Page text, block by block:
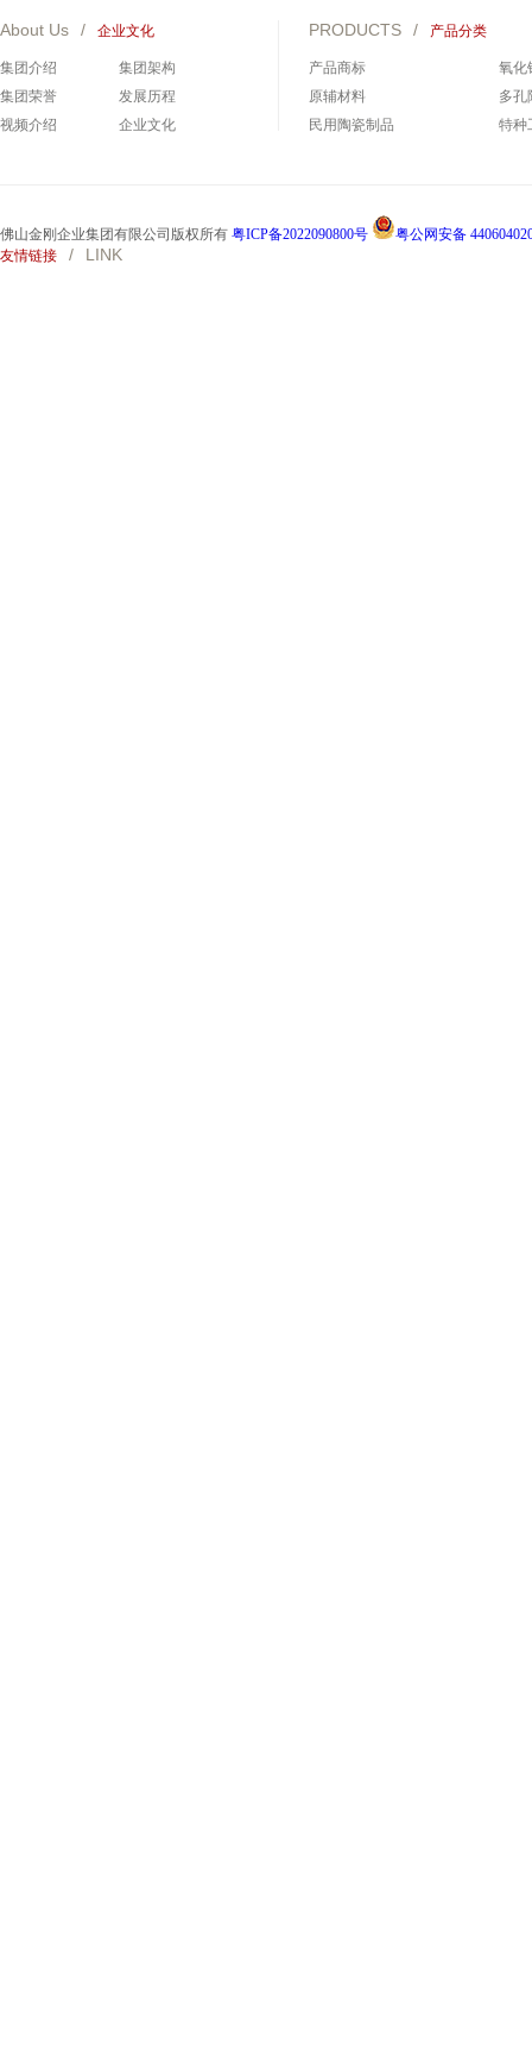
About Us / 企业文化
集团介绍
集团架构
集团荣誉
发展历程
视频介绍
企业文化
PRODUCTS / 产品分类
产品商标
氧化
原辅材料
多孔
民用陶瓷制品
特种
佛山金刚企业集团有限公司版权所有 粤ICP备2022090800号
粤公网安备
友情链接
/ LINK